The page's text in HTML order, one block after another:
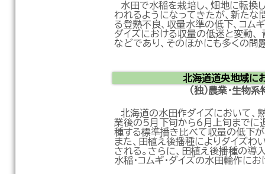
水田で水稲を栽培し、畑地に転換
われるようになってきたが、新たな
る登熟不良、収量水準の低下、コム
ダイズにおける収量の低迷と変動、
などであり、そのほかにも多くの問
北海道道央地域に
（独）農業・生
北海道の水田作ダイズにおいて、
業後の5月下旬から6月上旬までに
種する標準播き比べて収量の低下が
また、田植え後播種によりダイズ
される。さらに、田植え後播種の導
水稲・コムギ・ダイズの水田輪作に